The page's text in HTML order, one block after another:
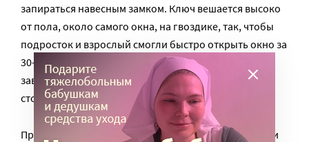
запираться навесным замком. Ключ вешается высоко
от пола, около самого окна, на гвоздике, так, чтобы
подросток и взрослый смогли быстро открыть окно за
30-60 секунд при острой необходимости. Не
заваривайте решетками окна наглухо, это может
стоить вам жизни даже на первом этаже!
При любом типе решеток — просвет между прутьями